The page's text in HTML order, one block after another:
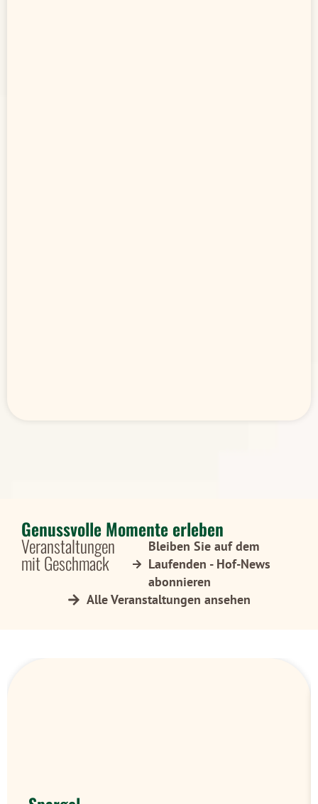
Genussvolle Momente erleben
Veranstaltungen
mit Geschmack
Bleiben Sie auf dem
Laufenden - Hof-News
abonnieren
Alle Veranstaltungen ansehen